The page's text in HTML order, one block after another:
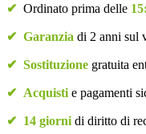
✔ Ordinato prima delle
✔ Garanzia di 2 anni sul
✔ Sostituzione gratuita
✔ Acquisti e pagamenti
✔ 14 giorni di diritto di